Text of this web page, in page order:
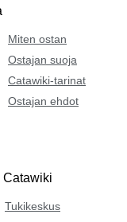
Miten ostan
Ostajan suoja
Catawiki-tarinat
Ostajan ehdot
Catawiki
Tukikeskus